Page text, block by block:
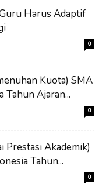
Harus Adaptif
0
Kuota) SMA
Tahun Ajaran...
0
Prestasi Akademik)
Tahun...
0